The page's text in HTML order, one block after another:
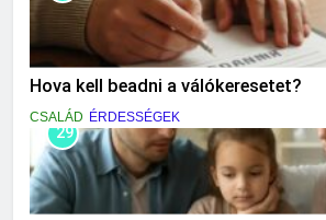
Hova kell beadni a válókeresetet?
CSALÁD ÉRDESSÉGEK
29